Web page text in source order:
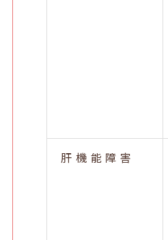
肝 機 能 障 害